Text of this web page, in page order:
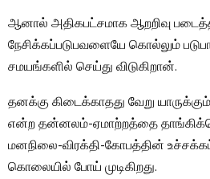
ஆனால் அதிகபட்சமாக ஆறறிவு
நேசிக்கப்படுபவளையே கொல்லும்
சமயங்களில் செய்து விடுகிறான்.
தனக்கு கிடைக்காதது வேறு
என்ற தன்னலம்-ஏமாற்றத்தை
மனநிலை-விரக்தி-கோபத்தின்
கொலையில் போய் முடிகிறது.